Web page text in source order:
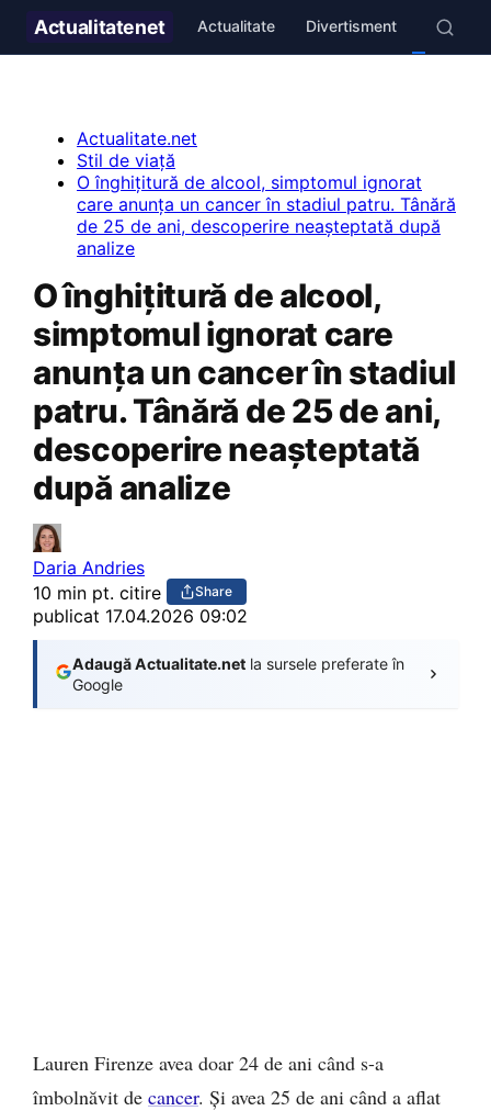
Actualitatenet Actualitate Divertisment Stil de
Actualitate.net
Stil de viață
O înghițitură de alcool, simptomul ignorat
care anunța un cancer în stadiul patru. Tânără
de 25 de ani, descoperire neașteptată după
analize
O înghițitură de alcool,
simptomul ignorat care
anunța un cancer în stadiul
patru. Tânără de 25 de ani,
descoperire neașteptată
după analize
Daria Andries
10 min pt. citire
Share
publicat 17.04.2026 09:02
Adaugă Actualitate.net la sursele preferate în
Google
Lauren Firenze avea doar 24 de ani când s-a
îmbolnăvit de cancer. Și avea 25 de ani când a aflat